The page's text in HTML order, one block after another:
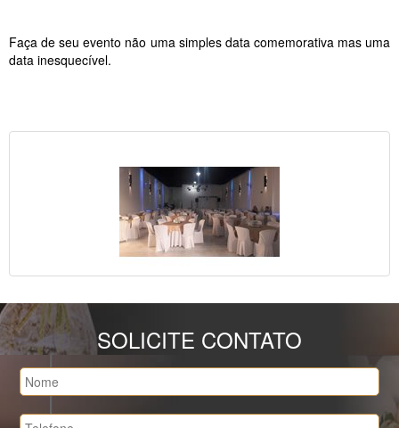
Faça de seu evento não uma simples data comemorativa mas uma
data inesquecível.
SOLICITE CONTATO